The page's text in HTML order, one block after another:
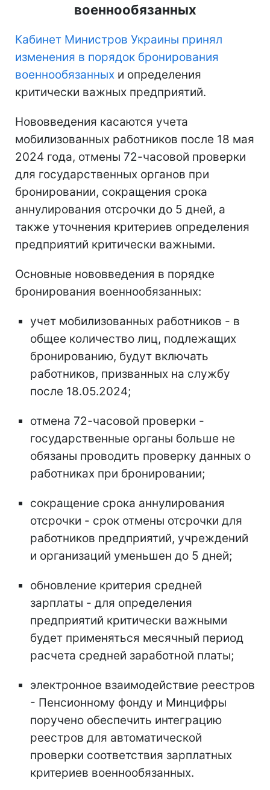
военнообязанных
Кабинет Министров Украины принял
изменения в порядок бронирования
военнообязанных и определения
критически важных предприятий.
Нововведения касаются учета
мобилизованных работников после 18 мая
2024 года, отмены 72-часовой проверки
для государственных органов при
бронировании, сокращения срока
аннулирования отсрочки до 5 дней, а
также уточнения критериев определения
предприятий критически важными.
Основные нововведения в порядке
бронирования военнообязанных:
учет мобилизованных работников - в
общее количество лиц, подлежащих
бронированию, будут включать
работников, призванных на службу
после 18.05.2024;
отмена 72-часовой проверки -
государственные органы больше не
обязаны проводить проверку данных о
работниках при бронировании;
сокращение срока аннулирования
отсрочки - срок отмены отсрочки для
работников предприятий, учреждений
и организаций уменьшен до 5 дней;
обновление критерия средней
зарплаты - для определения
предприятий критически важными
будет применяться месячный период
расчета средней заработной платы;
электронное взаимодействие реестров
- Пенсионному фонду и Минцифры
поручено обеспечить интеграцию
реестров для автоматической
проверки соответствия зарплатных
критериев военнообязанных.